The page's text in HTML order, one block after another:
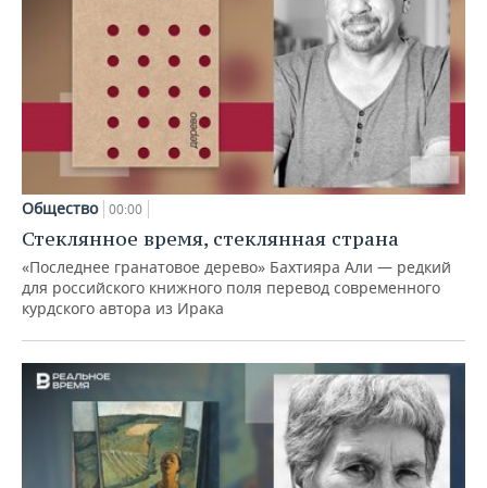
Общество 00:00
Стеклянное время, стеклянная страна
«Последнее гранатовое дерево» Бахтияра Али — редкий
для российского книжного поля перевод современного
курдского автора из Ирака